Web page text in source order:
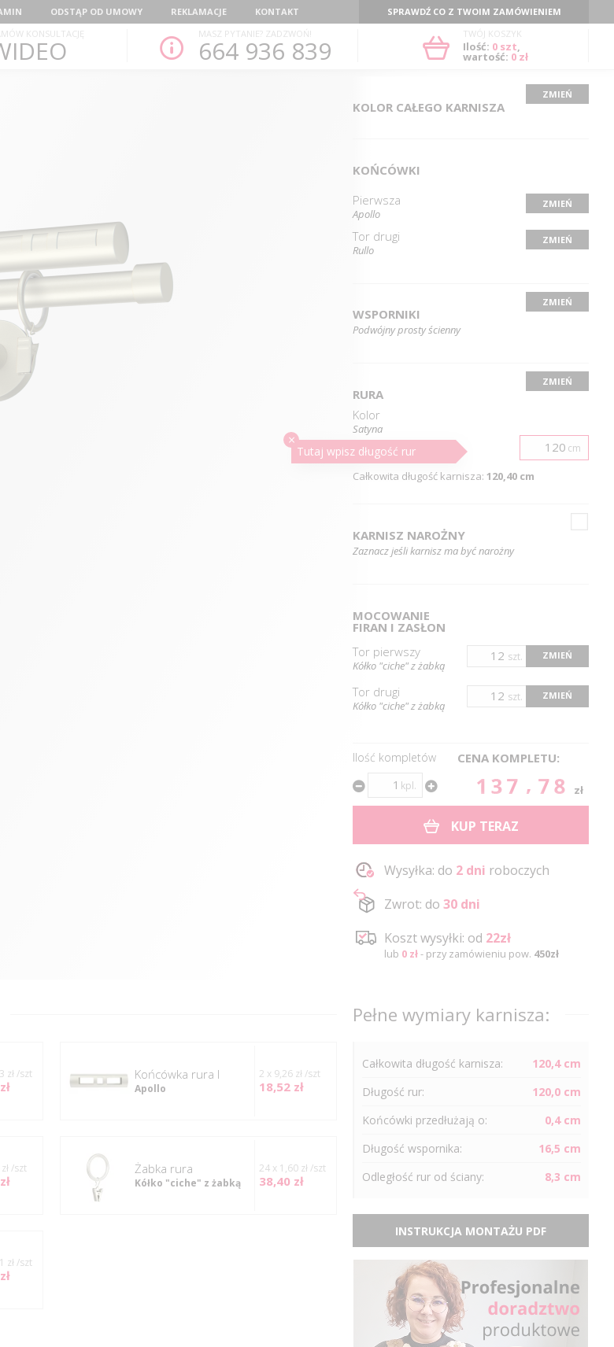
ODSTĄP OD UMOWY REKLAMACJE KONTAKT
SPRAWDŹ CO Z TWOIM ZAMÓWIENIEM
KONSULTACJĘ
MASZ PYTANIE? ZADZWOŃ!
664 936 839
TWÓJ KOSZYK
Ilość: 0szt,
wartość: 0 zł
KOLOR CAŁEGO KARNISZA
ZMIEŃ
KOŃCÓWKI
Pierwsza
Apollo
ZMIEŃ
Tor drugi
Rullo
ZMIEŃ
WSPORNIKI
Podwójny prosty ścienny
ZMIEŃ
RURA
ZMIEŃ
Kolor
Satyna
×
Tutaj wpisz długość rur
Długośćrur cm
Całkowita długość karnisza: 120,40 cm
KARNISZ NAROŻNY
Zaznacz jeśli karnisz ma być narożny
MOCOWANIE
FIRAN I ZASŁON
Tor pierwszy
Kółko "ciche" z żabką
szt. ZMIEŃ
Tor drugi
Kółko "ciche" z żabką
szt. ZMIEŃ
Ilość kompletów
kpl.
CENA KOMPLETU:
137.78 zł
KUP TERAZ
Wysyłka: do 2 dni roboczych
Zwrot: do 30 dni
Koszt wysyłki: od 22zł
lub 0 zł- przy zamówieniu pow. 450zł
zł /szt Końcówka rura I
Apollo
2 x 9,26 zł /szt
18,52 zł
/szt Żabka rura
Kółko "ciche" z żabką
24 x 1,60 zł /szt
38,40 zł
zł /szt
Pełne wymiary karnisza:
Całkowita długość karnisza:
120,4 cm
Długość rur:
120,0 cm
Końcówki przedłużają o:
0,4 cm
Długość wspornika:
16,5 cm
Odległość rur od ściany: 8,3 cm
INSTRUKCJA MONTAŻU PDF